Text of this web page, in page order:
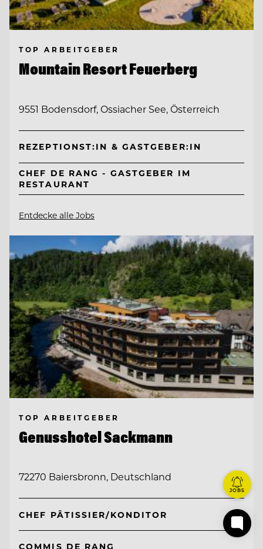
TOP ARBEITGEBER
Mountain Resort Feuerberg
9551 Bodensdorf, Ossiacher See, Österreich
REZEPTIONST:IN & GASTGEBER:IN
CHEF DE RANG - GASTGEBER IM
RESTAURANT
Entdecke alle Jobs
TOP ARBEITGEBER
Genusshotel Sackmann
72270 Baiersbronn, Deutschland
CHEF PÂTISSIER/KONDITOR
COMMIS DE RANG
JOBS